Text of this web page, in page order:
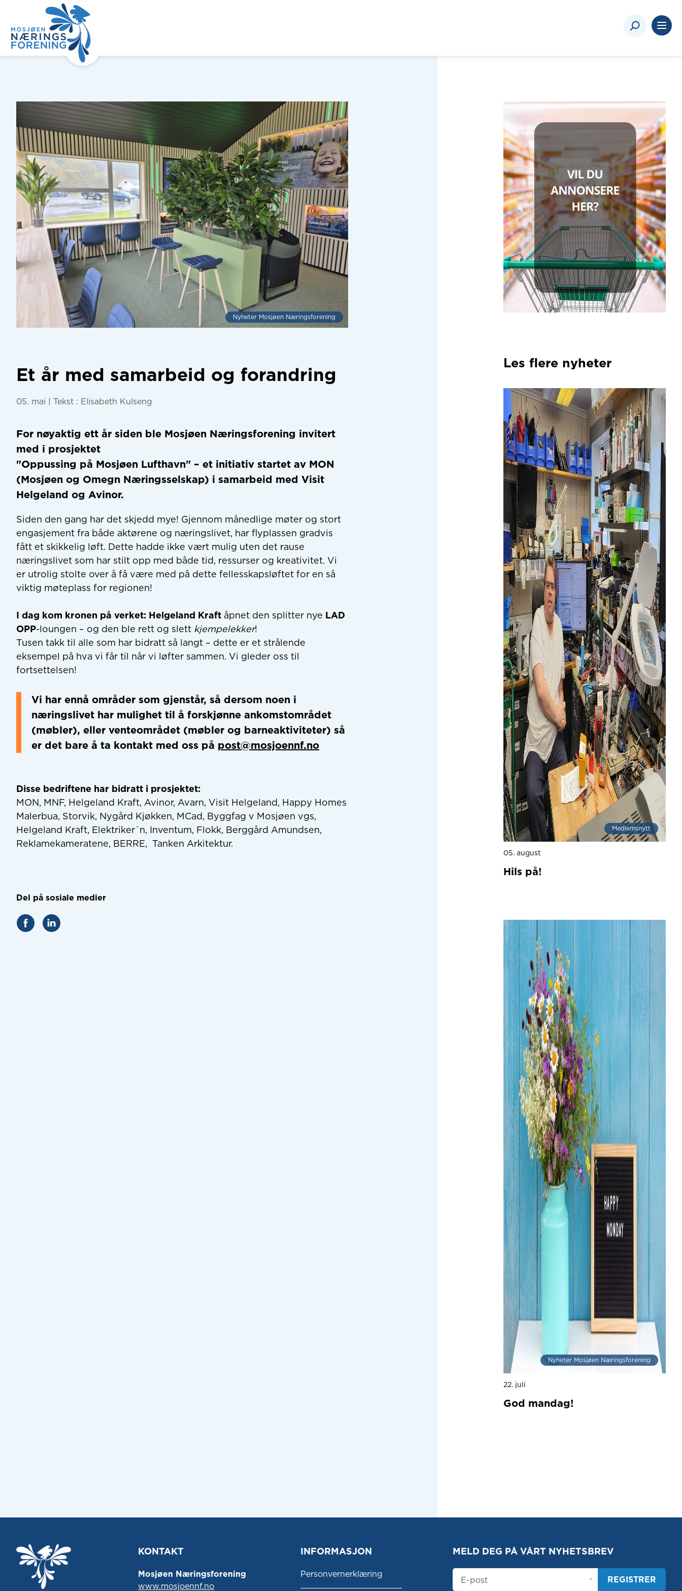
Nyheter Mosjøen Næringsforening
Et år med samarbeid og forandring
05. mai | Tekst : Elisabeth Kulseng
For nøyaktig ett år siden ble Mosjøen Næringsforening invitert
med i prosjektet
"Oppussing på Mosjøen Lufthavn" – et initiativ startet av MON
(Mosjøen og Omegn Næringsselskap) i samarbeid med Visit
Helgeland og Avinor.
Siden den gang har det skjedd mye! Gjennom månedlige møter og stort
engasjement fra både aktørene og næringslivet, har flyplassen gradvis
fått et skikkelig løft. Dette hadde ikke vært mulig uten det rause
næringslivet som har stilt opp med både tid, ressurser og kreativitet. Vi
er utrolig stolte over å få være med på dette fellesskapsløftet for en så
viktig møteplass for regionen!
I dag kom kronen på verket: Helgeland Kraft åpnet den splitter nye LAD
OPP-loungen – og den ble rett og slett kjempelekker!
Tusen takk til alle som har bidratt så langt – dette er et strålende
eksempel på hva vi får til når vi løfter sammen. Vi gleder oss til
fortsettelsen!
Vi har ennå områder som gjenstår, så dersom noen i
næringslivet har mulighet til å forskjønne ankomstområdet
(møbler), eller venteområdet (møbler og barneaktiviteter) så
er det bare å ta kontakt med oss på post@mosjoennf.no
Disse bedriftene har bidratt i prosjektet:
MON, MNF, Helgeland Kraft, Avinor, Avarn, Visit Helgeland, Happy Homes
Malerbua, Storvik, Nygård Kjøkken, MCad, Byggfag v Mosjøen vgs,
Helgeland Kraft, Elektriker´n, Inventum, Flokk, Berggård Amundsen,
Reklamekameratene, BERRE, Tanken Arkitektur.
Del på sosiale medier
Les flere nyheter
Medlemsnytt
05. august
Hils på!
Nyheter Mosjøen Næringsforening
22. juli
God mandag!
KONTAKT
Mosjøen Næringsforening
www.mosjoennf.no
INFORMASJON
Personvernerklæring
MELD DEG PÅ VÅRT NYHETSBREV
E-post * REGISTRER